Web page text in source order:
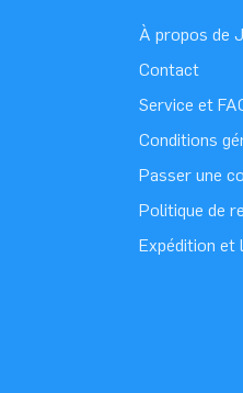
À propos de
Contact
Service et
Conditions
Passer une
Politique de
Expédition et